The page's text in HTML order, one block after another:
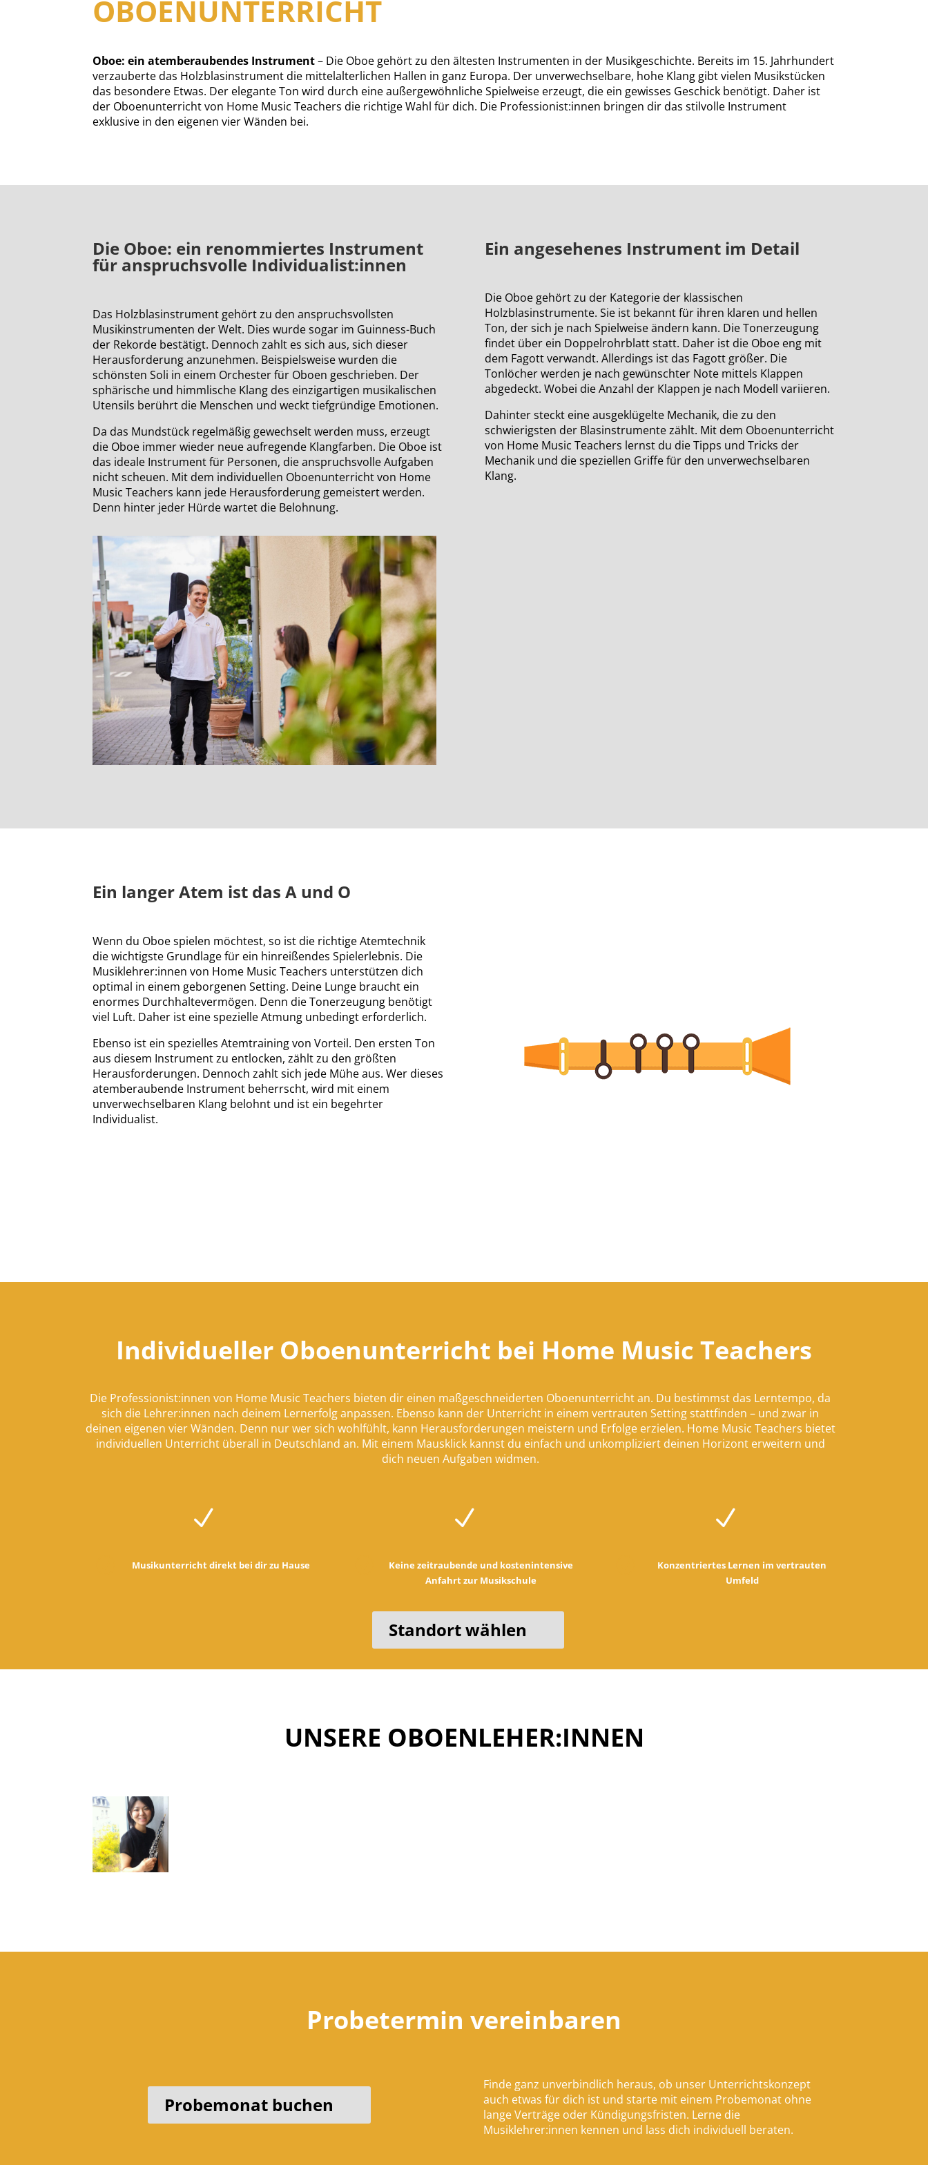
OBOENUNTERRICHT
Oboe: ein atemberaubendes Instrument– Die Oboe gehört zu den ältesten Instrumenten in der Musikgeschichte. Bereits im 15. Jahrhundert
verzauberte das Holzblasinstrument die mittelalterlichen Hallen in ganz Europa. Der unverwechselbare, hohe Klang gibt vielen Musikstücken
das besondere Etwas. Der elegante Ton wird durch eine außergewöhnliche Spielweise erzeugt, die ein gewisses Geschick benötigt. Daher ist
der Oboenunterricht von Home Music Teachers die richtige Wahl für dich. Die Professionist:innen bringen dir das stilvolle Instrument
exklusive in den eigenen vier Wänden bei.
Die Oboe: ein renommiertes Instrument
für anspruchsvolle Individualist:innen
Das Holzblasinstrument gehört zu den anspruchsvollsten
Musikinstrumenten der Welt. Dies wurde sogar im Guinness-Buch
der Rekorde bestätigt. Dennoch zahlt es sich aus, sich dieser
Herausforderung anzunehmen. Beispielsweise wurden die
schönsten Soli in einem Orchester für Oboen geschrieben. Der
sphärische und himmlische Klang des einzigartigen musikalischen
Utensils berührt die Menschen und weckt tiefgründige Emotionen.
Da das Mundstück regelmäßig gewechselt werden muss, erzeugt
die Oboe immer wieder neue aufregende Klangfarben. Die Oboe ist
das ideale Instrument für Personen, die anspruchsvolle Aufgaben
nicht scheuen. Mit dem individuellen Oboenunterricht von Home
Music Teachers kann jede Herausforderung gemeistert werden.
Denn hinter jeder Hürde wartet die Belohnung.
Ein angesehenes Instrument im Detail
Die Oboe gehört zu der Kategorie der klassischen
Holzblasinstrumente. Sie ist bekannt für ihren klaren und hellen
Ton, der sich je nach Spielweise ändern kann. Die Tonerzeugung
findet über ein Doppelrohrblatt statt. Daher ist die Oboe eng mit
dem Fagott verwandt. Allerdings ist das Fagott größer. Die
Tonlöcher werden je nach gewünschter Note mittels Klappen
abgedeckt. Wobei die Anzahl der Klappen je nach Modell variieren.
Dahinter steckt eine ausgeklügelte Mechanik, die zu den
schwierigsten der Blasinstrumente zählt. Mit dem Oboenunterricht
von Home Music Teachers lernst du die Tipps und Tricks der
Mechanik und die speziellen Griffe für den unverwechselbaren
Klang.
Ein langer Atem ist das A und O
Wenn du Oboe spielen möchtest, so ist die richtige Atemtechnik
die wichtigste Grundlage für ein hinreißendes Spielerlebnis. Die
Musiklehrer:innen von Home Music Teachers unterstützen dich
optimal in einem geborgenen Setting. Deine Lunge braucht ein
enormes Durchhaltevermögen. Denn die Tonerzeugung benötigt
viel Luft. Daher ist eine spezielle Atmung unbedingt erforderlich.
Ebenso ist ein spezielles Atemtraining von Vorteil. Den ersten Ton
aus diesem Instrument zu entlocken, zählt zu den größten
Herausforderungen. Dennoch zahlt sich jede Mühe aus. Wer dieses
atemberaubende Instrument beherrscht, wird mit einem
unverwechselbaren Klang belohnt und ist ein begehrter
Individualist.
Individueller Oboenunterricht bei Home Music Teachers
Die Professionist:innen von Home Music Teachers bieten dir einen maßgeschneiderten Oboenunterricht an. Du bestimmst das Lerntempo, da
sich die Lehrer:innen nach deinem Lernerfolg anpassen. Ebenso kann der Unterricht in einem vertrauten Setting stattfinden – und zwar in
deinen eigenen vier Wänden. Denn nur wer sich wohlfühlt, kann Herausforderungen meistern und Erfolge erzielen. Home Music Teachers bietet
individuellen Unterricht überall in Deutschland an. Mit einem Mausklick kannst du einfach und unkompliziert deinen Horizont erweitern und
dich neuen Aufgaben widmen.
N
Musikunterricht direkt bei dir zu Hause
N
Keine zeitraubende und kostenintensive
Anfahrt zur Musikschule
N
Konzentriertes Lernen im vertrauten
Umfeld
Standort wählen
UNSERE OBOENLEHER:INNEN
Probetermin vereinbaren
Probemonat buchen
Finde ganz unverbindlich heraus, ob unser Unterrichtskonzept
auch etwas für dich ist und starte mit einem Probemonat ohne
lange Verträge oder Kündigungsfristen. Lerne die
Musiklehrer:innen kennen und lass dich individuell beraten.